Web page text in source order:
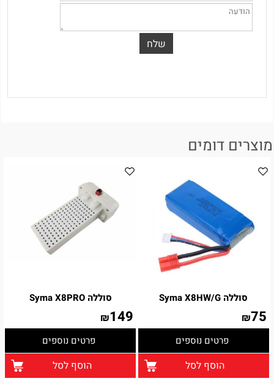
מוצרים דומים
סוללה Syma X8HW/G
₪75
פרטים נוספים
הוסף לסל
סוללה Syma X8PRO
₪149
פרטים נוספים
הוסף לסל